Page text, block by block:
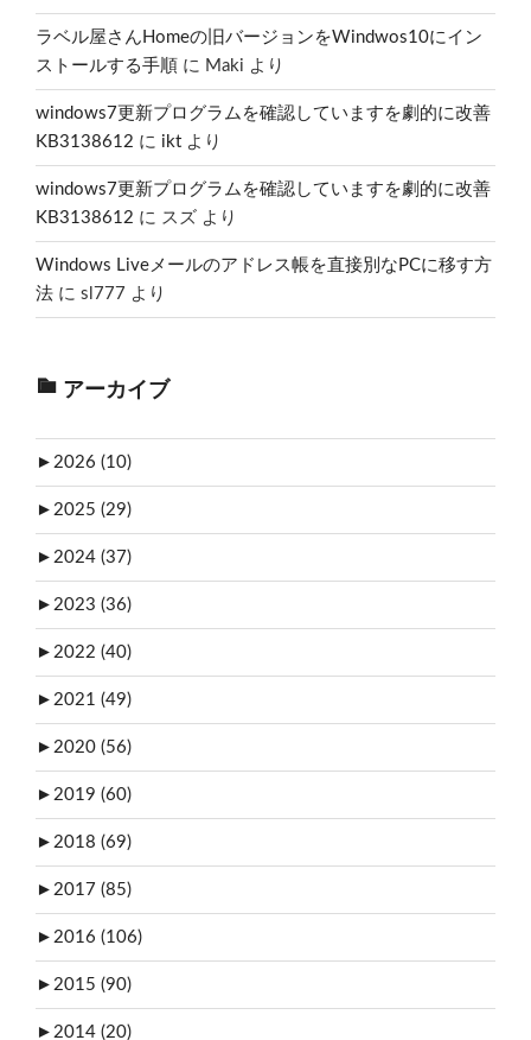
ラベル屋さんHomeの旧バージョンをWindwos10にイン
ストールする手順 に Maki より
windows7更新プログラムを確認していますを劇的に改善
KB3138612 に ikt より
windows7更新プログラムを確認していますを劇的に改善
KB3138612 に スズ より
Windows Liveメールのアドレス帳を直接別なPCに移す方
法 に sl777 より
アーカイブ
► 2026 (10)
► 2025 (29)
► 2024 (37)
► 2023 (36)
► 2022 (40)
► 2021 (49)
► 2020 (56)
► 2019 (60)
► 2018 (69)
► 2017 (85)
► 2016 (106)
► 2015 (90)
► 2014 (20)